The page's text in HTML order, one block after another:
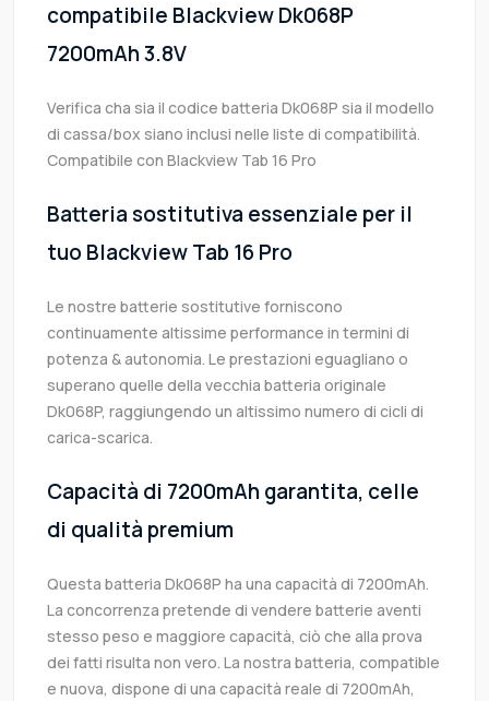
compatibile Blackview Dk068P
7200mAh 3.8V
Verifica cha sia il codice batteria Dk068P sia il modello
di cassa/box siano inclusi nelle liste di compatibilità.
Compatibile con Blackview Tab 16 Pro
Batteria sostitutiva essenziale per il
tuo Blackview Tab 16 Pro
Le nostre batterie sostitutive forniscono
continuamente altissime performance in termini di
potenza & autonomia. Le prestazioni eguagliano o
superano quelle della vecchia batteria originale
Dk068P, raggiungendo un altissimo numero di cicli di
carica-scarica.
Capacità di 7200mAh garantita, celle
di qualità premium
Questa batteria Dk068P ha una capacità di 7200mAh.
La concorrenza pretende di vendere batterie aventi
stesso peso e maggiore capacità, ciò che alla prova
dei fatti risulta non vero. La nostra batteria, compatible
e nuova, dispone di una capacità reale di 7200mAh,